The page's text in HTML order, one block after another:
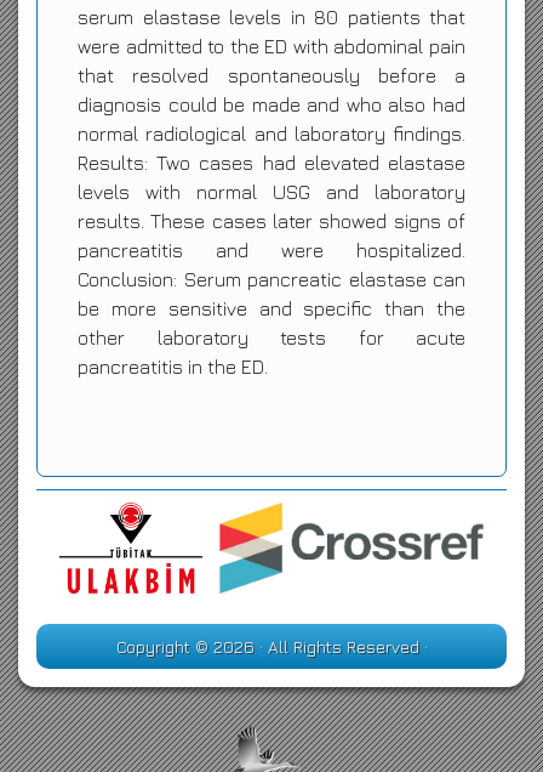
serum elastase levels in 80 patients that
were admitted to the ED with abdominal pain
that resolved spontaneously before a
diagnosis could be made and who also had
normal radiological and laboratory findings.
Results: Two cases had elevated elastase
levels with normal USG and laboratory
results. These cases later showed signs of
pancreatitis and were hospitalized.
Conclusion: Serum pancreatic elastase can
be more sensitive and specific than the
other laboratory tests for acute
pancreatitis in the ED.
Copyright © 2026 · All Rights Reserved ·